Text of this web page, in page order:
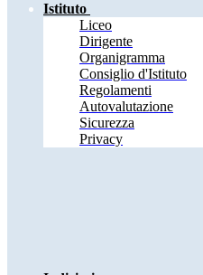
Istituto
Liceo
Dirigente
Organigramma
Consiglio d'Istituto
Regolamenti
Autovalutazione
Sicurezza
Privacy